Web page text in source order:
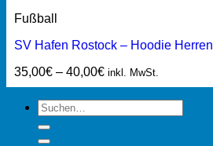
Fußball
SV Hafen Rostock – Hoodie Herren
35,00€ – 40,00€ inkl. MwSt.